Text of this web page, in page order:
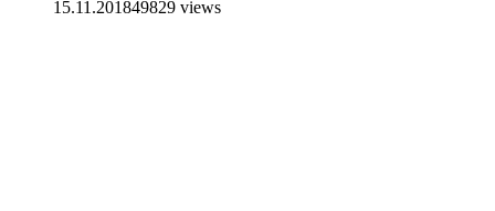
15.11.201849829 views